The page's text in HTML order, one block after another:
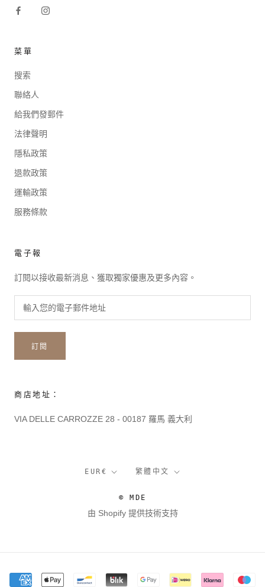
菜單
搜索
聯絡人
給我們發郵件
法律聲明
隱私政策
退款政策
運輸政策
服務條款
電子報
訂閱以接收最新消息、獲取獨家優惠及更多內容。
訂閱
商店地址：
VIA DELLE CARROZZE 28 - 00187 羅馬 義大利
貨
EUR€
語
繁體中文
© MDE
由 Shopify 提供技術支持